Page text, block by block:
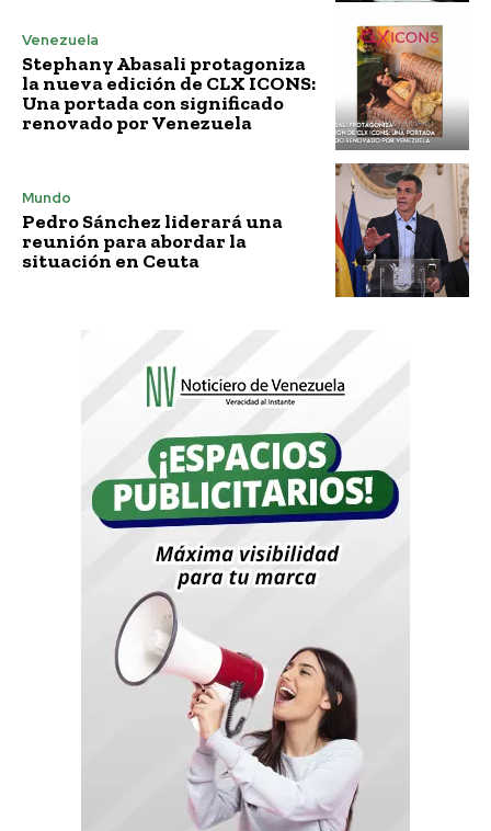
Venezuela
Stephany Abasali protagoniza
la nueva edición de CLX ICONS:
Una portada con significado
renovado por Venezuela
Mundo
Pedro Sánchez liderará una
reunión para abordar la
situación en Ceuta